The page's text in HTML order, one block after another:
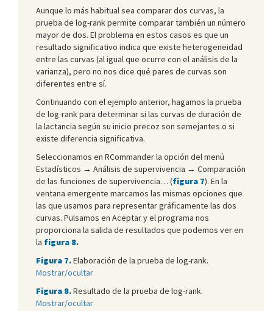
Aunque lo más habitual sea comparar dos curvas, la
prueba de log-rank permite comparar también un número
mayor de dos. El problema en estos casos es que un
resultado significativo indica que existe heterogeneidad
entre las curvas (al igual que ocurre con el análisis de la
varianza), pero no nos dice qué pares de curvas son
diferentes entre sí.
Continuando con el ejemplo anterior, hagamos la prueba
de log-rank para determinar si las curvas de duración de
la lactancia según su inicio precoz son semejantes o si
existe diferencia significativa.
Seleccionamos en RCommander la opción del menú
Estadísticos → Análisis de supervivencia → Comparación
de las funciones de supervivencia… (figura 7). En la
ventana emergente marcamos las mismas opciones que
las que usamos para representar gráficamente las dos
curvas. Pulsamos en Aceptar y el programa nos
proporciona la salida de resultados que podemos ver en
la figura 8.
Figura 7.Elaboración de la prueba de log-rank.
Mostrar/ocultar
Figura 8.Resultado de la prueba de log-rank.
Mostrar/ocultar